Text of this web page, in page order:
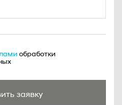
обработки
заявку